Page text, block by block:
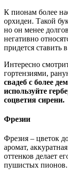
К пионам более
орхидеи. Такой
но он менее
негативно
придется ставить
Интересно
гортензиями,
свадеб с более
используйте
соцветия сирени.
Фрезии
Фрезия – цветок
аромат,
оттенков делает
пушистых пионов.